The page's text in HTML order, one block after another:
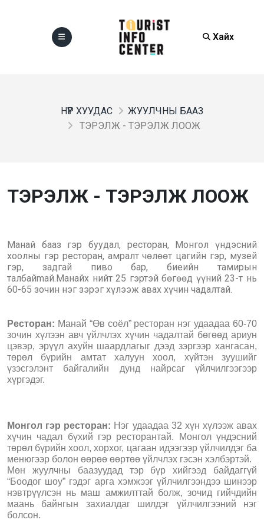
Хайх
НҮҮР ХУУДАС
ЖУУЛЧНЫ БААЗ
ТЭРЭЛЖ - ТЭРЭЛЖ ЛООЖ
ТЭРЭЛЖ - ТЭРЭЛЖ ЛООЖ
Манай бааз гэр буудал, ресторан, Монгол үндэсний
хоолны гэр ресторан, амралт чөлөөт цагийн гэр, музей
гэр, задгай пиво бар, биеийн тамирын
талбайmай.Манайх нийт 25 гэртэй бөгөөд үүний 23-т нь
60-65 зочин нэг зэрэг хүлээж авах хүчин чадалтай.
Ресторан: Манай “Өв соёл” ресторан нэг удаадаа 60-70
зочин хүлээн авч үйлчлэх хүчин чадалтай бөгөөд ариун
цэвэр, эрүүл ахуйн шаардлагыг дээд зэргээр хангасан,
төрөл бүрийн амтат халуун хоол, хүйтэн зуушийг
үзэсгэлэнт байгалийн дунд найрсаг үйлчилгээгээр
хүргэдэг.
Монгол гэр ресторан: Нэг удаадаа 32 хүн хүлээж авах
хүчин чадал бүхий гэр ресторантай. Монгол үндэсний
төрөл бүрийн хоол, хорхог, цагаан идээгээр үйлчилдэг ба
менюгээр болон өөрөө өөртөө үйлчлэх гэсэн хэлбэртэй.
Мөн жуулчны баазуудад тэр бүр хийгээд байдаггүй
“Боодог шоу” гэдэг арга хэмжээг үйлчилгээндээ шинээр
нэвтрүүлсэн нь маш амжилттай болж, зочид гийчдийн
маань байнгын захиалдаг шилдэг үйлчилгээний нэг
болсон.